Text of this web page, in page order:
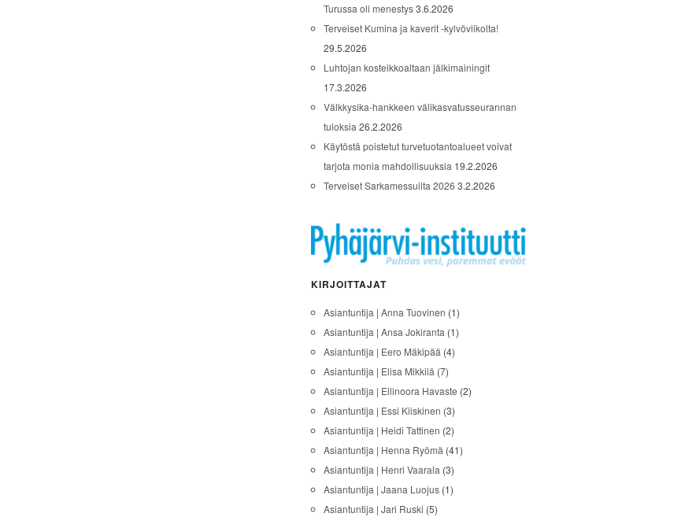
Turussa oli menestys 3.6.2026
Terveiset Kumina ja kaverit -kylvöviikolta!
29.5.2026
Luhtojan kosteikkoaltaan jälkimainingit
17.3.2026
Välkkysika-hankkeen välikasvatusseurannan
tuloksia 26.2.2026
Käytöstä poistetut turvetuotantoalueet voivat
tarjota monia mahdollisuuksia 19.2.2026
Terveiset Sarkamessuilta 2026 3.2.2026
KIRJOITTAJAT
Asiantuntija | Anna Tuovinen (1)
Asiantuntija | Ansa Jokiranta (1)
Asiantuntija | Eero Mäkipää (4)
Asiantuntija | Elisa Mikkilä (7)
Asiantuntija | Ellinoora Havaste (2)
Asiantuntija | Essi Kiiskinen (3)
Asiantuntija | Heidi Tattinen (2)
Asiantuntija | Henna Ryömä (41)
Asiantuntija | Henri Vaarala (3)
Asiantuntija | Jaana Luojus (1)
Asiantuntija | Jari Ruski (5)